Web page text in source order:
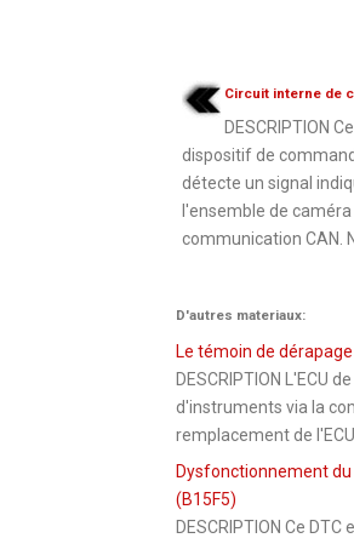
Circuit interne de
DESCRIPTION
dispositif de
détecte un signal
l'ensemble de
communication CAN.
D'autres materiaux:
Le témoin de
DESCRIPTION L'ECU
d'instruments via la
remplacement de
Dysfonctionnement
(B15F5)
DESCRIPTION Ce